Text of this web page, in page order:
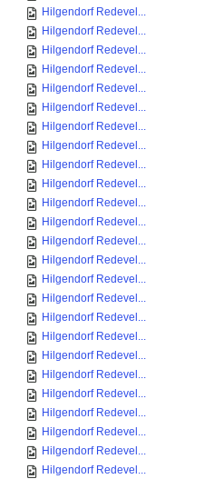
Hilgendorf Redevel...
Hilgendorf Redevel...
Hilgendorf Redevel...
Hilgendorf Redevel...
Hilgendorf Redevel...
Hilgendorf Redevel...
Hilgendorf Redevel...
Hilgendorf Redevel...
Hilgendorf Redevel...
Hilgendorf Redevel...
Hilgendorf Redevel...
Hilgendorf Redevel...
Hilgendorf Redevel...
Hilgendorf Redevel...
Hilgendorf Redevel...
Hilgendorf Redevel...
Hilgendorf Redevel...
Hilgendorf Redevel...
Hilgendorf Redevel...
Hilgendorf Redevel...
Hilgendorf Redevel...
Hilgendorf Redevel...
Hilgendorf Redevel...
Hilgendorf Redevel...
Hilgendorf Redevel...